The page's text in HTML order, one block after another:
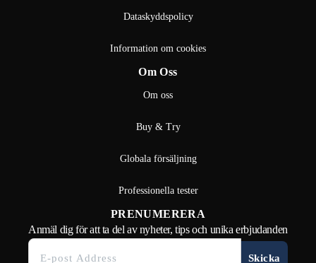
Dataskyddspolicy
Information om cookies
Om Oss
Om oss
Buy & Try
Globala försäljning
Professionella tester
PRENUMERERA
Anmäl dig för att ta del av nyheter, tips och unika erbjudanden
Skicka